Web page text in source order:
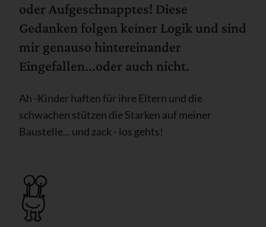
oder Aufgeschnapptes! Diese
Gedanken folgen keiner Logik und sind
mir genauso hintereinander
Eingefallen...oder auch nicht.
Ah -Kinder haften für ihre Eltern und die
schwachen stützen die Starken auf meiner
Baustelle... und zack - los gehts!